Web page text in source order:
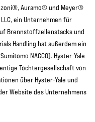
Auramo® und Meyer®
ein Unternehmen für
Brennstoffzellenstacks und
Handling hat außerdem ein
NACCO). Hyster-Yale
Tochtergesellschaft von
über Hyster-Yale und
Website des Unternehmens